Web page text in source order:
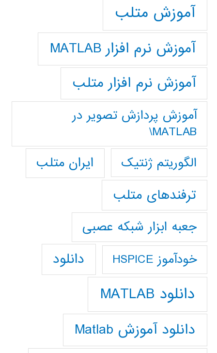
آموزش متلب
آموزش نرم افزار MATLAB
آموزش نرم افزار متلب
آموزش پردازش تصوير در
MATLAB\
الگوریتم ژنتیک
ایران متلب
ترفندهای متلب
جعبه ابزار شبکه عصبی
خودآموز HSPICE دانلود
دانلود MATLAB
دانلود آموزش Matlab